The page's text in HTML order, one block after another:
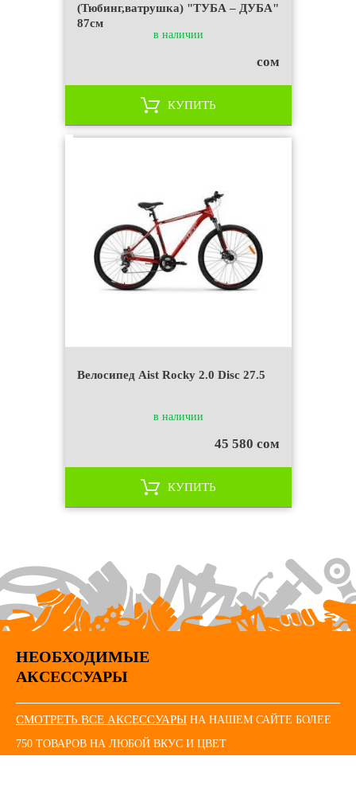
(Тюбинг,ватрушка) "ТУБА – ДУБА"
87см
в наличии
сом
КУПИТЬ
Велосипед Aist Rocky 2.0 Disc 27.5
в наличии
45 580 сом
КУПИТЬ
НЕОБХОДИМЫЕ
АКСЕССУАРЫ
СМОТРЕТЬ ВСЕ АКСЕССУАРЫ НА НАШЕМ САЙТЕ БОЛЕЕ
750 ТОВАРОВ НА ЛЮБОЙ ВКУС И ЦВЕТ